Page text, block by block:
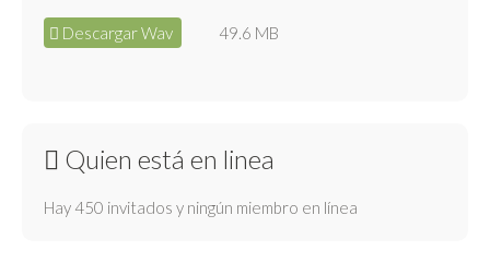
Descargar Wav 49.6 MB
Quien está en linea
Hay 450 invitados y ningún miembro en línea